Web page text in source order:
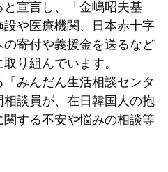
宣言し、「金嶋昭夫基
や医療機関、日本赤十字
寄付や義援金を送るなど
り組んでいます。
みんだん生活相談センタ
談員が、在日韓国人の抱
する不安や悩みの相談等